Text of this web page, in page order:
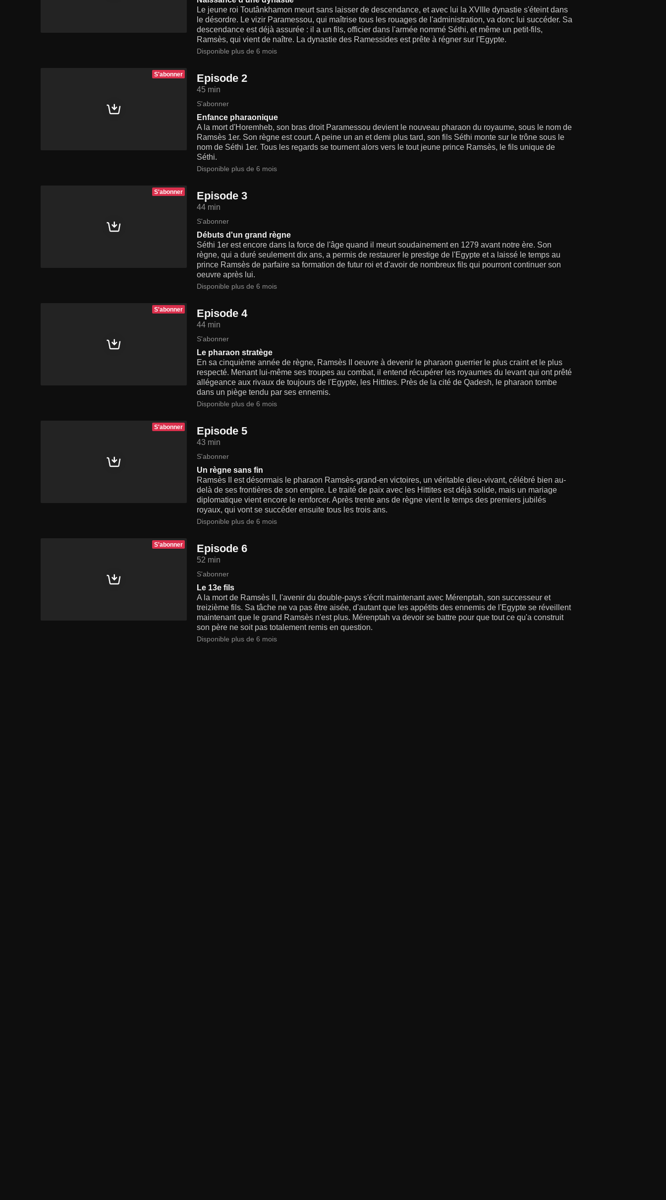
Le jeune roi Toutânkhamon meurt sans laisser de descendance, et avec lui la XVIIIe dynastie s'éteint dans
le désordre. Le vizir Paramessou, qui maîtrise tous les rouages de l'administration, va donc lui succéder. Sa
descendance est déjà assurée : il a un fils, officier dans l'armée nommé Séthi, et même un petit-fils,
Ramsès, qui vient de naître. La dynastie des Ramessides est prête à régner sur l'Egypte.
Disponible plus de 6 mois
S'abonner Episode 2
45 min
S'abonner
Enfance pharaonique
A la mort d'Horemheb, son bras droit Paramessou devient le nouveau pharaon du royaume, sous le nom de
Ramsès 1er. Son règne est court. A peine un an et demi plus tard, son fils Séthi monte sur le trône sous le
nom de Séthi 1er. Tous les regards se tournent alors vers le tout jeune prince Ramsès, le fils unique de
Séthi.
Disponible plus de 6 mois
S'abonner Episode 3
44 min
S'abonner
Débuts d'un grand règne
Séthi 1er est encore dans la force de l'âge quand il meurt soudainement en 1279 avant notre ère. Son
règne, qui a duré seulement dix ans, a permis de restaurer le prestige de l'Egypte et a laissé le temps au
prince Ramsès de parfaire sa formation de futur roi et d'avoir de nombreux fils qui pourront continuer son
oeuvre après lui.
Disponible plus de 6 mois
S'abonner Episode 4
44 min
S'abonner
Le pharaon stratège
En sa cinquième année de règne, Ramsès II oeuvre à devenir le pharaon guerrier le plus craint et le plus
respecté. Menant lui-même ses troupes au combat, il entend récupérer les royaumes du levant qui ont prêté
allégeance aux rivaux de toujours de l'Egypte, les Hittites. Près de la cité de Qadesh, le pharaon tombe
dans un piège tendu par ses ennemis.
Disponible plus de 6 mois
S'abonner Episode 5
43 min
S'abonner
Un règne sans fin
Ramsès II est désormais le pharaon Ramsès-grand-en victoires, un véritable dieu-vivant, célébré bien au-
delà de ses frontières de son empire. Le traité de paix avec les Hittites est déjà solide, mais un mariage
diplomatique vient encore le renforcer. Après trente ans de règne vient le temps des premiers jubilés
royaux, qui vont se succéder ensuite tous les trois ans.
Disponible plus de 6 mois
S'abonner Episode 6
52 min
S'abonner
Le 13e fils
A la mort de Ramsès II, l'avenir du double-pays s'écrit maintenant avec Mérenptah, son successeur et
treizième fils. Sa tâche ne va pas être aisée, d'autant que les appétits des ennemis de l'Egypte se réveillent
maintenant que le grand Ramsès n'est plus. Mérenptah va devoir se battre pour que tout ce qu'a construit
son père ne soit pas totalement remis en question.
Disponible plus de 6 mois